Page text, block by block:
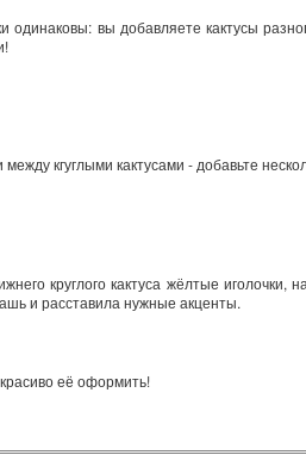
одинаковы: вы добавляете кактусы
кгуглыми кактусами - добавьте
круглого кактуса жёлтые
и расставила нужные акценты.
её оформить!